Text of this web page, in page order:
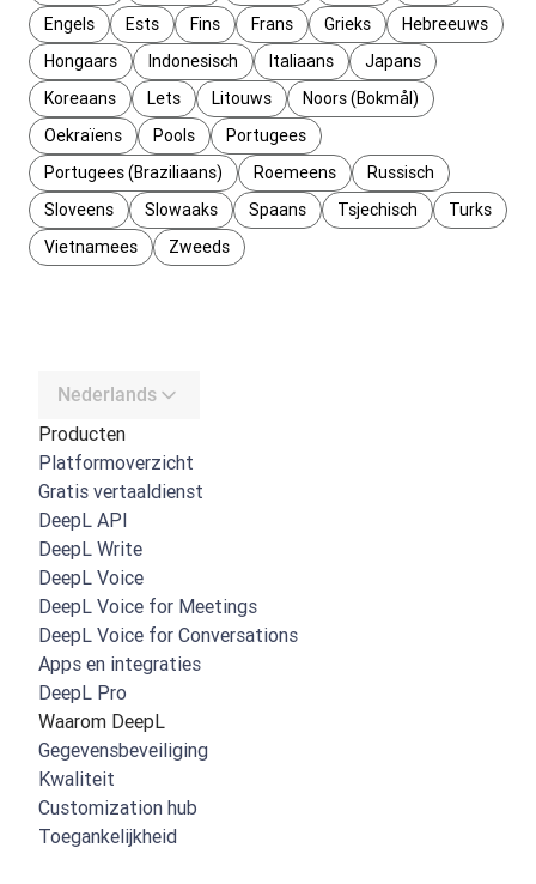
Engels
Ests Fins Frans Grieks
Hebreeuws
Hongaars
Indonesisch Italiaans
Japans
Koreaans
Lets Litouws
Noors (Bokmål)
Oekraïens
Pools
Portugees
Portugees (Braziliaans)
Roemeens
Russisch
Sloveens
Slowaaks Spaans Tsjechisch
Turks
Vietnamees
Zweeds
Nederlands
Producten
Platformoverzicht
Gratis vertaaldienst
DeepL API
DeepL Write
DeepL Voice
DeepL Voice for Meetings
DeepL Voice for Conversations
Apps en integraties
DeepL Pro
Waarom DeepL
Gegevensbeveiliging
Kwaliteit
Customization hub
Toegankelijkheid